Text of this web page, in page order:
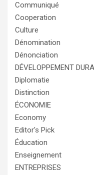
Communiqué
Cooperation
Culture
Dénomination
Dénonciation
DÉVELOPPEMENT
Diplomatie
Distinction
ÉCONOMIE
Economy
Editor's Pick
Éducation
Enseignement
ENTREPRISES